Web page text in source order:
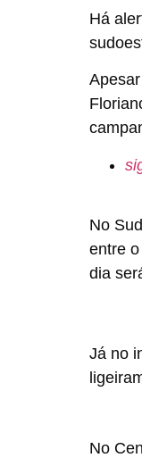
Há
No
entre
dia
Já no
No